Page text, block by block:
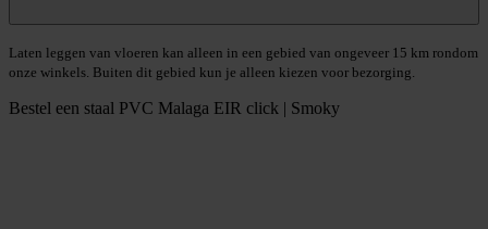
Laten leggen van vloeren kan alleen in een gebied van ongeveer 15 km rondom
onze winkels. Buiten dit gebied kun je alleen kiezen voor bezorging.
Bestel een staal PVC Malaga EIR click | Smoky